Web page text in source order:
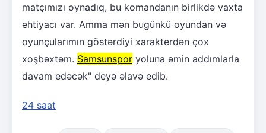
matçımızı oynadıq, bu komandanın birlikdə vaxta
ehtiyacı var. Amma mən bugünkü oyundan və
oyunçularımın göstərdiyi xarakterdən çox
xoşbəxtəm. Samsunspor yoluna əmin addımlarla
davam edəcək" deyə əlavə edib.
24 saat